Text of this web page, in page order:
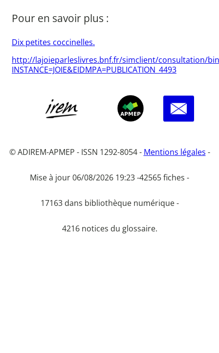
Pour en savoir plus :
Dix petites coccinelles.
http://lajoieparleslivres.bnf.fr/simclient/consultation/
INSTANCE=JOIE&EIDMPA=PUBLICATION_4493
© ADIREM-APMEP - ISSN 1292-8054 - Mentions légales -
Mise à jour 06/08/2026 19:23 -42565 fiches -
17163 dans bibliothèque numérique -
4216 notices du glossaire.